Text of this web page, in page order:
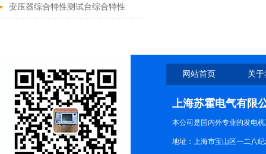
变压器综合特性测试台综合特性
网站首页 关
上海苏霍电气有限
本公司是国内外专业的发电
地址：上海市宝山区一二八纪